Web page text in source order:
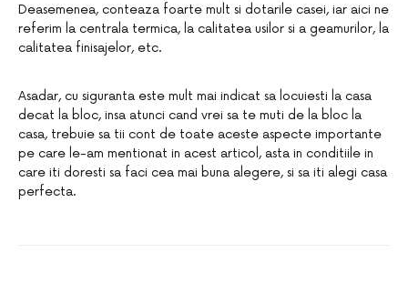
Deasemenea, conteaza foarte mult si dotarile casei, iar aici ne
referim la centrala termica, la calitatea usilor si a geamurilor, la
calitatea finisajelor, etc.
Asadar, cu siguranta este mult mai indicat sa locuiesti la casa
decat la bloc, insa atunci cand vrei sa te muti de la bloc la
casa, trebuie sa tii cont de toate aceste aspecte importante
pe care le-am mentionat in acest articol, asta in conditiile in
care iti doresti sa faci cea mai buna alegere, si sa iti alegi casa
perfecta.